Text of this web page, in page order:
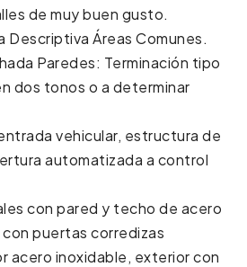
de muy buen gusto.
Descriptiva Áreas Comunes.
Paredes: Terminación tipo
dos tonos o a determinar
vehicular, estructura de
automatizada a control
con pared y techo de acero
puertas corredizas
acero inoxidable, exterior con